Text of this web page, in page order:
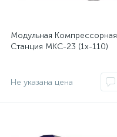
Модульная Компрессорная
Станция МКС-23 (1x-110)
Не указана цена